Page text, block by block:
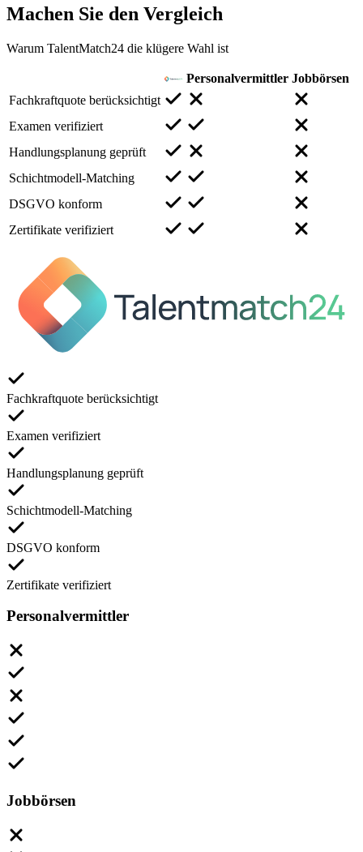
Machen Sie den Vergleich
Warum TalentMatch24 die klügere Wahl ist
Personalvermittler Jobbörsen
Fachkraftquote berücksichtigt
Examen verifiziert
Handlungsplanung geprüft
Schichtmodell-Matching
DSGVO konform
Zertifikate verifiziert
Fachkraftquote berücksichtigt
Examen verifiziert
Handlungsplanung geprüft
Schichtmodell-Matching
DSGVO konform
Zertifikate verifiziert
Personalvermittler
Jobbörsen